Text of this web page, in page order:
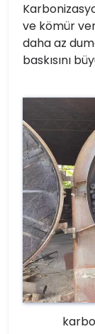
ve kömür
daha az
baskısını